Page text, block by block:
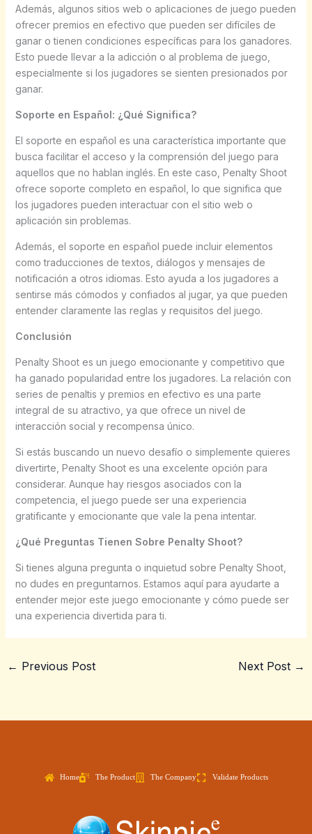
Además, algunos sitios web o aplicaciones de juego pueden
ofrecer premios en efectivo que pueden ser difíciles de
ganar o tienen condiciones específicas para los ganadores.
Esto puede llevar a la adicción o al problema de juego,
especialmente si los jugadores se sienten presionados por
ganar.
Soporte en Español: ¿Qué Significa?
El soporte en español es una característica importante que
busca facilitar el acceso y la comprensión del juego para
aquellos que no hablan inglés. En este caso, Penalty Shoot
ofrece soporte completo en español, lo que significa que
los jugadores pueden interactuar con el sitio web o
aplicación sin problemas.
Además, el soporte en español puede incluir elementos
como traducciones de textos, diálogos y mensajes de
notificación a otros idiomas. Esto ayuda a los jugadores a
sentirse más cómodos y confiados al jugar, ya que pueden
entender claramente las reglas y requisitos del juego.
Conclusión
Penalty Shoot es un juego emocionante y competitivo que
ha ganado popularidad entre los jugadores. La relación con
series de penaltis y premios en efectivo es una parte
integral de su atractivo, ya que ofrece un nivel de
interacción social y recompensa único.
Si estás buscando un nuevo desafío o simplemente quieres
divertirte, Penalty Shoot es una excelente opción para
considerar. Aunque hay riesgos asociados con la
competencia, el juego puede ser una experiencia
gratificante y emocionante que vale la pena intentar.
¿Qué Preguntas Tienen Sobre Penalty Shoot?
Si tienes alguna pregunta o inquietud sobre Penalty Shoot,
no dudes en preguntarnos. Estamos aquí para ayudarte a
entender mejor este juego emocionante y cómo puede ser
una experiencia divertida para ti.
← Previous Post Next Post →
Home The Product The Company Validate Products